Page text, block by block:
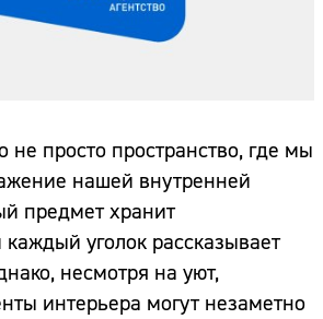
просто пространство, где мы
нашей внутренней
предмет хранит
уголок рассказывает
несмотря на уют,
интерьера могут незаметно